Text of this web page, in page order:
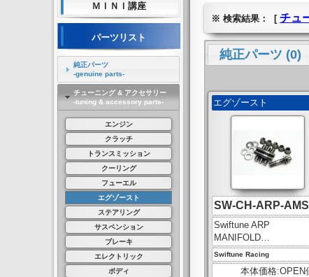
ＭＩＮＩ講座
パーツリスト
純正パーツ
-genuine parts-
チューニング & アクセサリー
-tuning & accessory parts-
エンジン
クラッチ
トランスミッション
クーリング
フューエル
エグゾースト
ステアリング
サスペンション
ブレーキ
エレクトリック
ボディ
※ 検索結果： [ チュ
純正パーツ (0)
エグゾースト
SW-CH-ARP-
Swiftune ARP
MANIFOLD…
Swiftune Racing
本体価格:OPEN